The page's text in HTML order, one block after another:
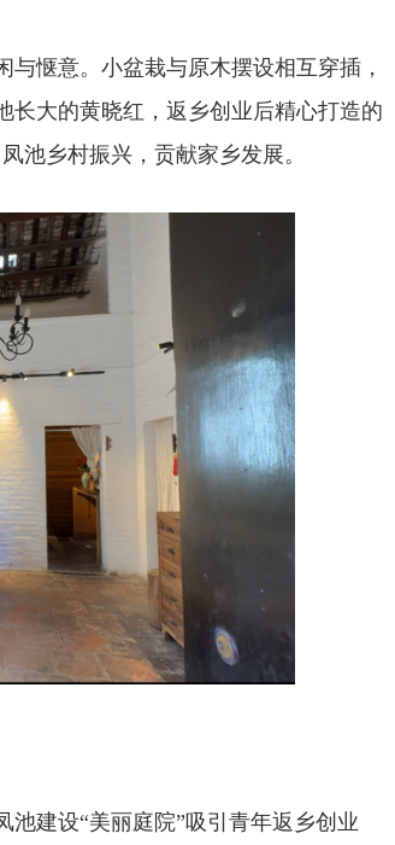
惬意。小盆栽与原木摆设相互穿插，
大的黄晓红，返乡创业后精心打造的
池乡村振兴，贡献家乡发展。
建设“美丽庭院”吸引青年返乡创业